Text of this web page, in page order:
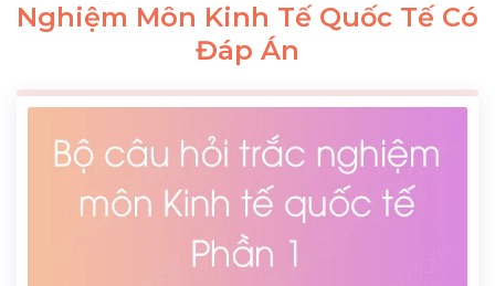
Nghiệm Môn Kinh Tế Quốc Tế Có
Đáp Án